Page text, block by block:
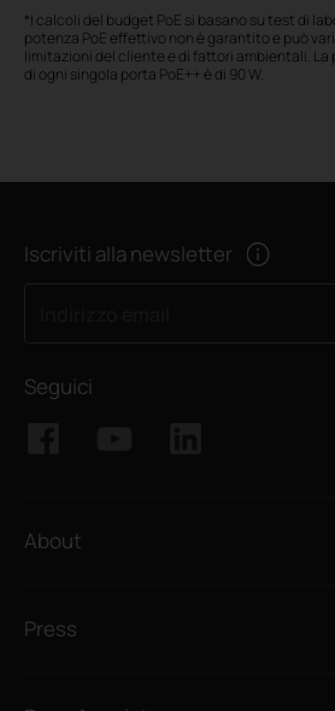
*I calcoli del budget PoE si basano su test di
potenza PoE effettivo non è garantito e può
limitazioni del cliente e di fattori ambientali. La
di ogni singola porta PoE++ è di 90 W.
Iscriviti alla newsletter
Seguici
About
Press